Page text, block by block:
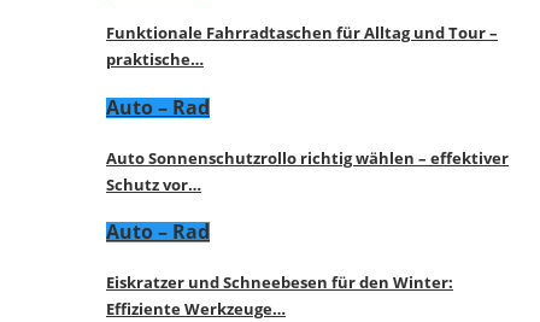
Funktionale Fahrradtaschen für Alltag und Tour –
praktische…
Auto – Rad
Auto Sonnenschutzrollo richtig wählen – effektiver
Schutz vor…
Auto – Rad
Eiskratzer und Schneebesen für den Winter:
Effiziente Werkzeuge…